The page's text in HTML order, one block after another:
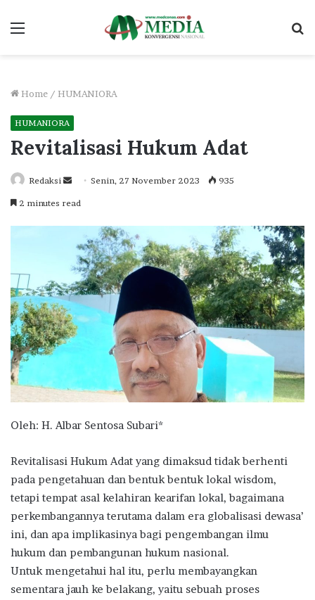
Menu
Home / HUMANIORA
HUMANIORA
Revitalisasi Hukum Adat
Redaksi
Send Senin, 27 November 2023 935
2 minutes read
Oleh: H. Albar Sentosa Subari*
Revitalisasi Hukum Adat yang dimaksud tidak berhenti
pada pengetahuan dan bentuk bentuk lokal wisdom,
tetapi tempat asal kelahiran kearifan lokal, bagaimana
perkembangannya terutama dalam era globalisasi dewasa’
ini, dan apa implikasinya bagi pengembangan ilmu
hukum dan pembangunan hukum nasional.
Untuk mengetahui hal itu, perlu membayangkan
sementara jauh ke belakang, yaitu sebuah proses